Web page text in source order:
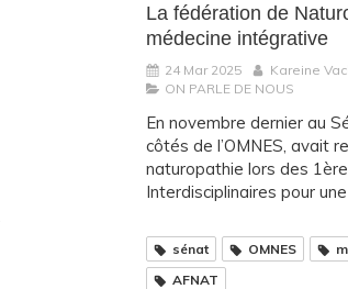
La fédération de
médecine intégrative
24 Mar 2025
Kareine
ON PARLE DE NOUS
En novembre dernier au
côtés de l’OMNES, avait
naturopathie lors des
Interdisciplinaires pour une
sénat OMNES
AFNAT